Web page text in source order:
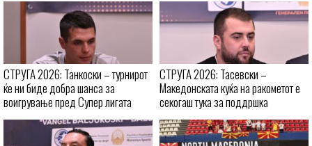
СТРУГА 2026: Танкоски – турнирот
ќе ни биде добра шанса за
воигрување пред Супер лигата
СТРУГА 2026: Тасевски –
Македонската куќа на ракометот е
секогаш тука за поддршка